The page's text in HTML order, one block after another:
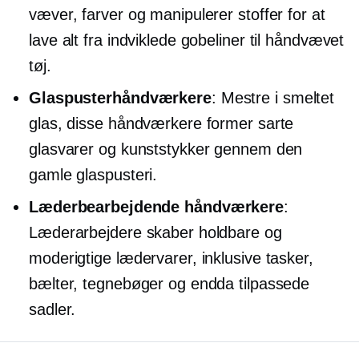
væver, farver og manipulerer stoffer for at
lave alt fra indviklede gobeliner til håndvævet
tøj.
Glaspusterhåndværkere: Mestre i smeltet
glas, disse håndværkere former sarte
glasvarer og kunststykker gennem den
gamle glaspusteri.
Læderbearbejdende håndværkere:
Læderarbejdere skaber holdbare og
moderigtige lædervarer, inklusive tasker,
bælter, tegnebøger og endda tilpassede
sadler.